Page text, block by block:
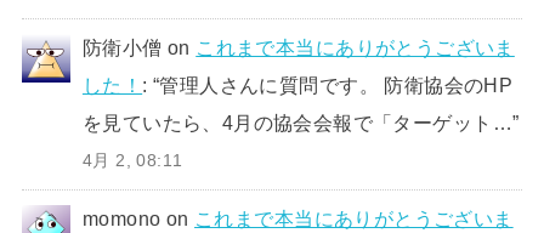
防衛小僧 on これまで本当にありがとうございま
した！ : “管理人さんに質問です。 防衛協会のHP
を見ていたら、4月の協会会報で「ターゲット…”
4月 2, 08:11
momono on これまで本当にありがとうございま